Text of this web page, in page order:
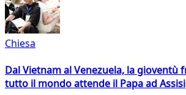
Chiesa
Dal Vietnam al Venezuela, la gioventù
tutto il mondo attende il Papa ad Assisi